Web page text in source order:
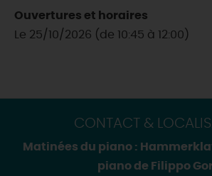
Ouvertures et horaires
Le 25/10/2026 (de 10:45 à 12:00)
CONTACT &
Matinées du piano :
piano de Filippo